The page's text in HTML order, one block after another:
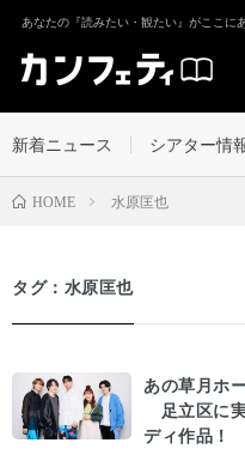
あなたの『読みたい・観たい』がここに
新着ニュース シアター情
HOME 水原匡也
タグ：水原匡也
あの草月ホ
足立区に
ディ作品！